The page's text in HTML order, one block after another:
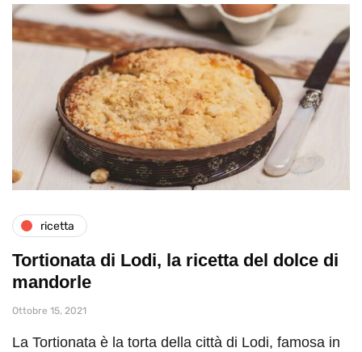
ricetta
Tortionata di Lodi, la ricetta del dolce di
mandorle
Ottobre 15, 2021
La Tortionata è la torta della città di Lodi, famosa in